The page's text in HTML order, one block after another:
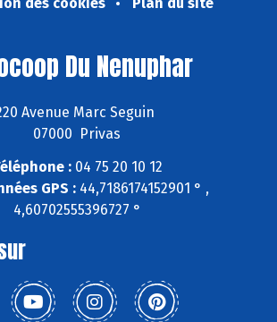
des cookies
Plan du site
Du Nenuphar
Avenue Marc Seguin
07000 Privas
:04 75 20 10 12
GPS :44,7186174152901 ° ,
4,60702555396727 °